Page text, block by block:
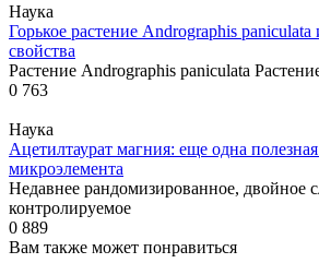
Наука
Горькое растение Andrographis paniculata
свойства
Растение Andrographis paniculata
0 763
Наука
Ацетилтаурат магния: еще одна
микроэлемента
Недавнее рандомизированное, двойное
контролируемое
0 889
Вам также может понравиться